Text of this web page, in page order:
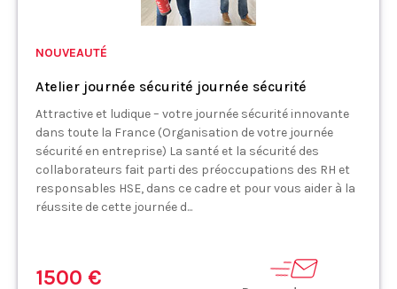
NOUVEAUTÉ
Atelier journée sécurité journée sécurité
Attractive et ludique – votre journée sécurité innovante
dans toute la France (Organisation de votre journée
sécurité en entreprise) La santé et la sécurité des
collaborateurs fait parti des préoccupations des RH et
responsables HSE, dans ce cadre et pour vous aider à la
réussite de cette journée d...
1500 €